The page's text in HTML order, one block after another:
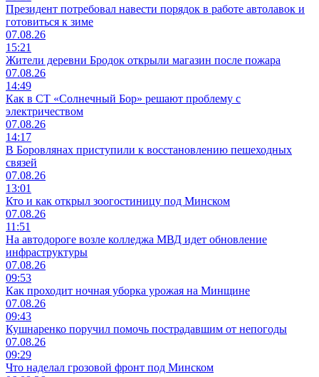
Президент потребовал навести порядок в работе автолавок и
готовиться к зиме
07.08.26
15:21
Жители деревни Бродок открыли магазин после пожара
07.08.26
14:49
Как в СТ «Солнечный Бор» решают проблему с
электричеством
07.08.26
14:17
В Боровлянах приступили к восстановлению пешеходных
связей
07.08.26
13:01
Кто и как открыл зоогостиницу под Минском
07.08.26
11:51
На автодороге возле колледжа МВД идет обновление
инфраструктуры
07.08.26
09:53
Как проходит ночная уборка урожая на Минщине
07.08.26
09:43
Кушнаренко поручил помочь пострадавшим от непогоды
07.08.26
09:29
Что наделал грозовой фронт под Минском